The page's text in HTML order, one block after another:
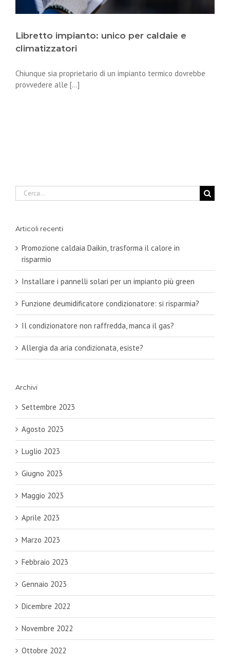
Libretto impianto: unico per caldaie e
climatizzatori
Chiunque sia proprietario di un impianto termico dovrebbe
provvedere alle [...]
Cerca
per:
Articoli recenti
Promozione caldaia Daikin, trasforma il calore in
risparmio
Installare i pannelli solari per un impianto più green
Funzione deumidificatore condizionatore: si risparmia?
Il condizionatore non raffredda, manca il gas?
Allergia da aria condizionata, esiste?
Archivi
Settembre 2023
Agosto 2023
Luglio 2023
Giugno 2023
Maggio 2023
Aprile 2023
Marzo 2023
Febbraio 2023
Gennaio 2023
Dicembre 2022
Novembre 2022
Ottobre 2022